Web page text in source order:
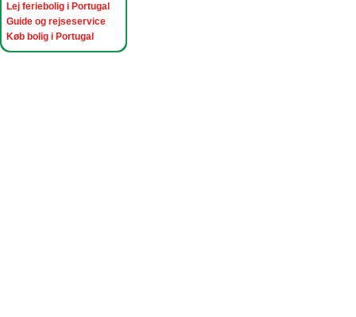
Lej feriebolig i Portugal
Guide og rejseservice
Køb bolig i Portugal